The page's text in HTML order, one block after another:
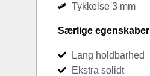
Tykkelse 3 mm
Særlige egenskaber
Lang holdbarhed
Ekstra solidt